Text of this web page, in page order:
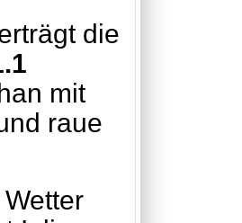
die
mit
raue